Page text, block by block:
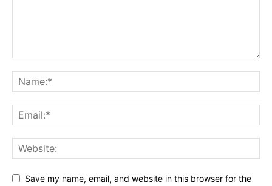
Save my name, email, and website in this browser for the